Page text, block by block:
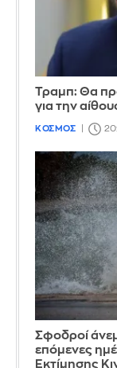
Τραμπ: Θα
για την
ΚΟΣΜΟΣ
Σφοδροί
επόμενες
Εκτίμησης